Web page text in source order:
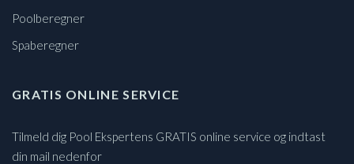
Poolberegner
Spaberegner
GRATIS ONLINE SERVICE
Tilmeld dig Pool Ekspertens GRATIS online service og indtast
din mail nedenfor